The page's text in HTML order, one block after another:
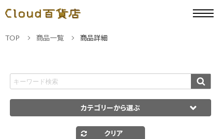
TOP 商品一覧 商品詳細
カテゴリーから選ぶ
クリア